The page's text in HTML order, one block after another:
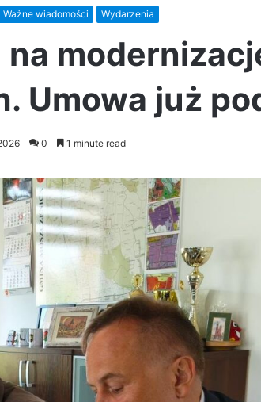
Ważne wiadomości Wydarzenia
na
Umowa już
0 1 minute read